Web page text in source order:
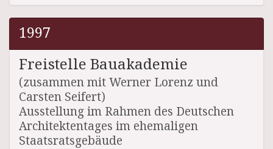
1997
Freistelle Bauakademie
(zusammen mit Werner Lorenz und
Carsten Seifert)
Ausstellung im Rahmen des Deutschen
Architektentages im ehemaligen
Staatsratsgebäude